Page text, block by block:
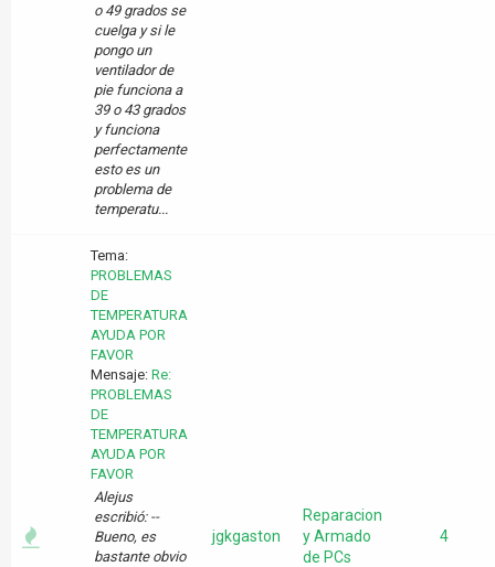
o 49 grados se
cuelga y si le
pongo un
ventilador de
pie funciona a
39 o 43 grados
y funciona
perfectamente
esto es un
problema de
temperatu...
Tema:
PROBLEMAS
DE
TEMPERATURA
AYUDA POR
FAVOR
Mensaje: Re:
PROBLEMAS
DE
TEMPERATURA
AYUDA POR
FAVOR
Alejus
escribió: --
Bueno, es
bastante obvio
jgkgaston
Reparacion
y Armado
de PCs
4